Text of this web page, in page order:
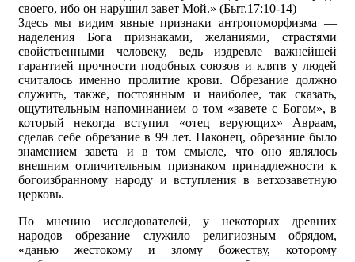
своего, ибо он нарушил завет Мой.» (Быт.17:10-14)
Здесь мы видим явные признаки антропоморфизма —
наделения Бога признаками, желаниями, страстями
свойственными человеку, ведь издревле важнейшей
гарантией прочности подобных союзов и клятв у людей
считалось именно пролитие крови. Обрезание должно
служить, также, постоянным и наиболее, так сказать,
ощутительным напоминанием о том «завете с Богом», в
который некогда вступил «отец верующих» Авраам,
сделав себе обрезание в 99 лет. Наконец, обрезание было
знамением завета и в том смысле, что оно являлось
внешним отличительным признаком принадлежности к
богоизбранному народу и вступления в ветхозаветную
церковь.
По мнению исследователей, у некоторых древних
народов обрезание служило религиозным обрядом,
«данью жестокому и злому божеству, которому